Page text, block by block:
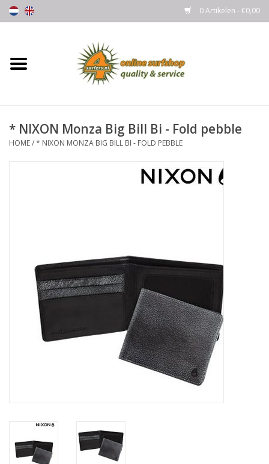
0 Artikelen - €0,00
Home
Wetsuits
Lycra's & UV protection
Accessories
Merken
* NIXON Monza Big Bill Bi - Fold pebble
HOME/* NIXON MONZA BIG BILL BI - FOLD PEBBLE